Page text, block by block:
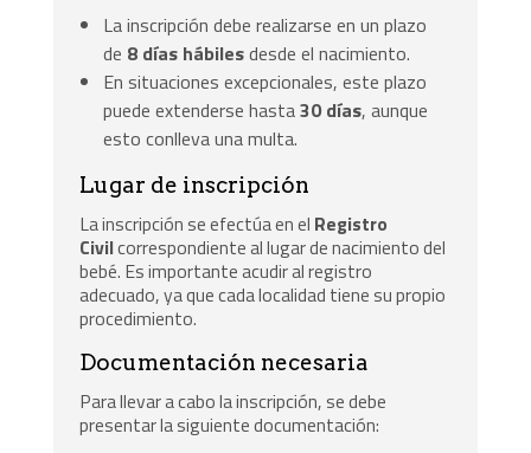
La inscripción debe realizarse en un plazo
de 8 días hábilesdesde el nacimiento.
En situaciones excepcionales, este plazo
puede extenderse hasta30 días, aunque
esto conlleva una multa.
Lugar de inscripción
La inscripción se efectúa en el Registro
Civilcorrespondiente al lugar de nacimiento del
bebé. Es importante acudir al registro
adecuado, ya que cada localidad tiene su propio
procedimiento.
Documentación necesaria
Para llevar a cabo la inscripción, se debe
presentar la siguiente documentación: